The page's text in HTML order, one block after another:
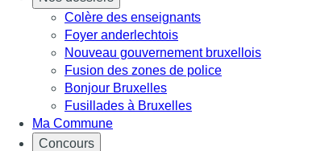
Colère des enseignants
Foyer anderlechtois
Nouveau gouvernement bruxellois
Fusion des zones de police
Bonjour Bruxelles
Fusillades à Bruxelles
Ma Commune
Concours